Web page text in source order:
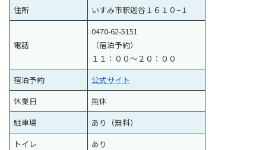
住所 いすみ市釈迦谷１６１０−１
電話
0470-62-5151
（宿泊予約）
１１：００〜２０：００
宿泊予約
公式サイト
休業日
無休
駐車場
あり（無料）
トイレ
あり